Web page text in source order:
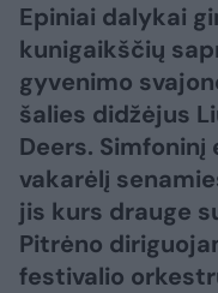
Epiniai dalykai
kunigaikščių
gyvenimo
šalies didžėjus
Deers.
vakarėlį
jis kurs drauge
Pitrėno
festivalio